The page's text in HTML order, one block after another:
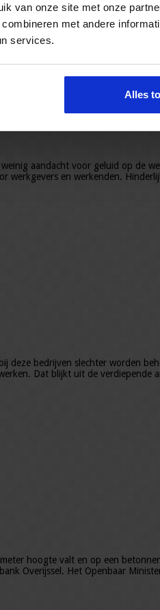
van onze site met onze
met andere
services.
Alles
aandacht voor geluid op de
werkgevers en werkenden.
deze bedrijven slechter worden
Dat blijkt uit de
hoogte valt en op een
Overijssel. Het Openbaar